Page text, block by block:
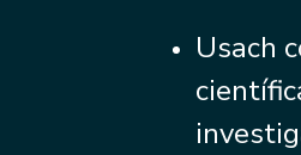
Usach